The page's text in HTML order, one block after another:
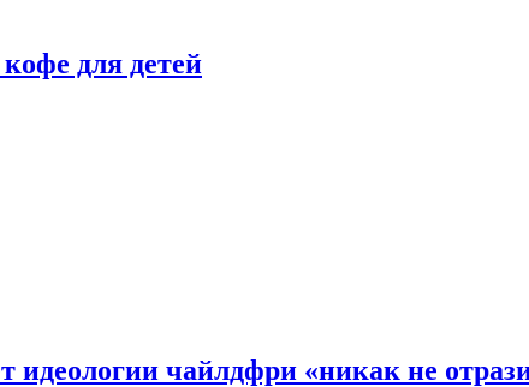
для детей
идеологии чайлдфри «никак не